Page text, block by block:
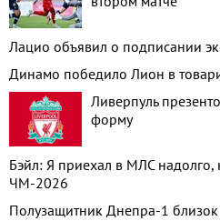
Лацио объявил о подписании
Динамо победило Лион в
Ливерпуль
форму
Бэйл: Я приехал в МЛС надолго,
ЧМ-2026
Полузащитник Днепра-1